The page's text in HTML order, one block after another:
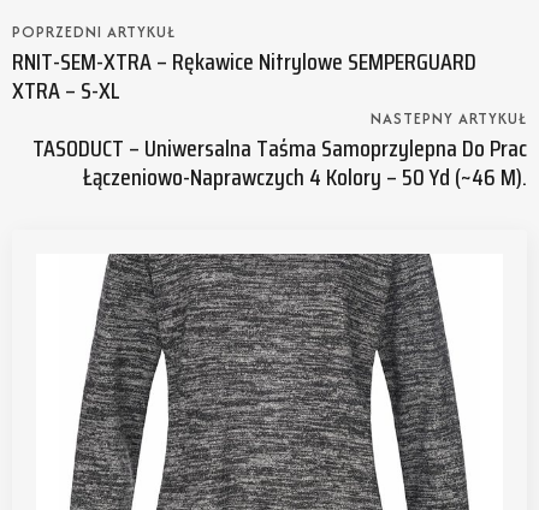
POPRZEDNI ARTYKUŁ
RNIT-SEM-XTRA – Rękawice Nitrylowe SEMPERGUARD
XTRA – S-XL
NASTEPNY ARTYKUŁ
TASODUCT – Uniwersalna Taśma Samoprzylepna Do Prac
Łączeniowo-Naprawczych 4 Kolory – 50 Yd (~46 M).